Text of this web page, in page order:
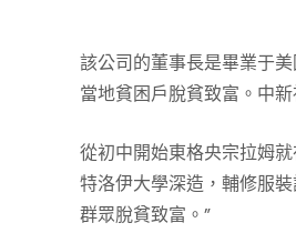
該公司的董事長是畢業于
當地貧困戶脫貧致富。中
從初中開始東格央宗拉姆
特洛伊大學深造，輔修服
群眾脫貧致富。”